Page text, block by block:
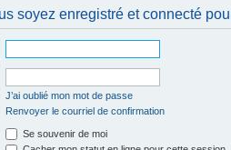
soyez enregistré et connecté
J’ai oublié mon mot de passe
Renvoyer le courriel de confirmation
Se souvenir de moi